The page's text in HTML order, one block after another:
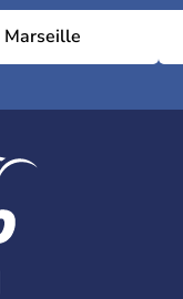
Marseille